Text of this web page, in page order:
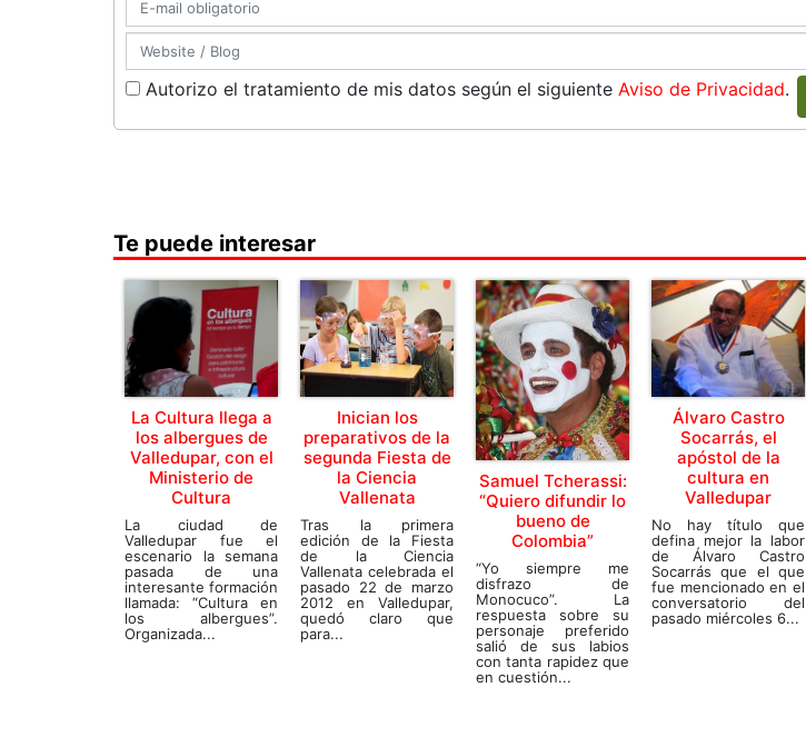
Autorizo el tratamiento de mis datos según el siguiente Aviso de Privacidad.
Te puede interesar
La Cultura llega a
los albergues de
Valledupar, con el
Ministerio de
Cultura
La ciudad de
Valledupar fue el
escenario la semana
pasada de una
interesante formación
llamada: “Cultura en
los albergues”.
Organizada...
Inician los
preparativos de la
segunda Fiesta de
la Ciencia
Vallenata
Tras la primera
edición de la Fiesta
de la Ciencia
Vallenata celebrada el
pasado 22 de marzo
2012 en Valledupar,
quedó claro que
para...
Samuel Tcherassi:
“Quiero difundir lo
bueno de
Colombia”
“Yo siempre me
disfrazo de
Monocuco”. La
respuesta sobre su
personaje preferido
salió de sus labios
con tanta rapidez que
en cuestión...
Álvaro Castro
Socarrás, el
apóstol de la
cultura en
Valledupar
No hay título que
defina mejor la labor
de Álvaro Castro
Socarrás que el que
fue mencionado en el
conversatorio del
pasado miércoles 6...